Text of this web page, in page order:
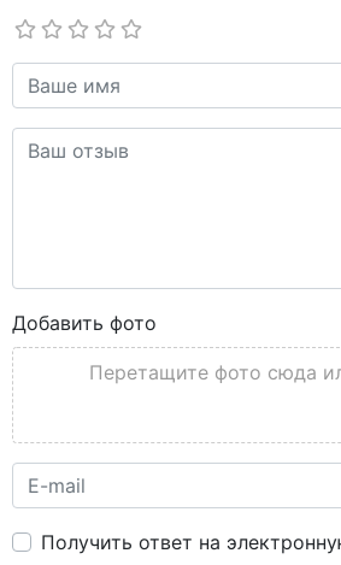
Добавить фото
Перетащите фото сюда
Получить ответ на